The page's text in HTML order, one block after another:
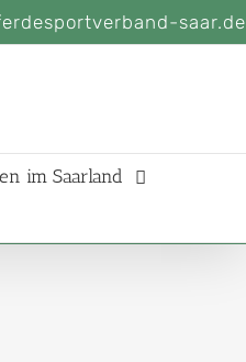
saar.de
im Saarland